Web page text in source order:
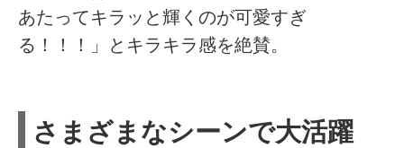
あたってキラッと輝くのが可愛すぎ
る！！！」とキラキラ感を絶賛。
さまざまなシーンで大活躍